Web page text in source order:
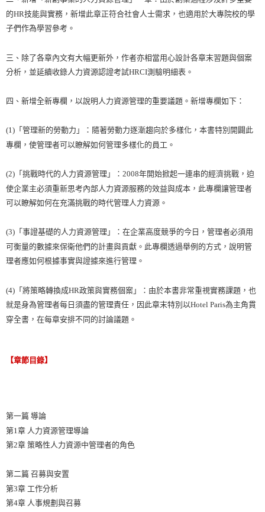
的HR技能與實務，新增此章正符合社會人士需求，也適用於大專院校的學
子們作為學習參考。
三、除了各章內文有大幅更新外，作者亦相當用心設計各章末習題與個案
分析，並延續收錄人力資源認證考試HRCI測驗明細表。
四、新增全新專欄，以說明人力資源管理的重要議題。新增專欄如下：
(1)「管理新的勞動力」：隨著勞動力逐漸趨向於多樣化，本書特別開闢此
專欄，使管理者可以瞭解如何管理多樣化的員工。
(2)「挑戰時代的人力資源管理」：2008年開始掀起一連串的經濟挑戰，迫
使企業主必須重新思考內部人力資源服務的效益與成本，此專欄讓管理者
可以瞭解如何在充滿挑戰的時代管理人力資源。
(3)「事證基礎的人力資源管理」：在企業高度競爭的今日，管理者必須用
可衡量的數據來保衛他們的計畫與貢獻。此專欄透過舉例的方式，說明管
理者應如何根據事實與證據來進行管理。
(4)「將策略轉換成HR政策與實務個案」：由於本書非常重視實務課題，也
就是身為管理者每日須盡的管理責任，因此章末特別以Hotel Paris為主角貫
穿全書，在每章安排不同的討論議題。
【章節目錄】
第一篇 導論
第1章 人力資源管理導論
第2章 策略性人力資源中管理者的角色
第二篇 召募與安置
第3章 工作分析
第4章 人事規劃與召募